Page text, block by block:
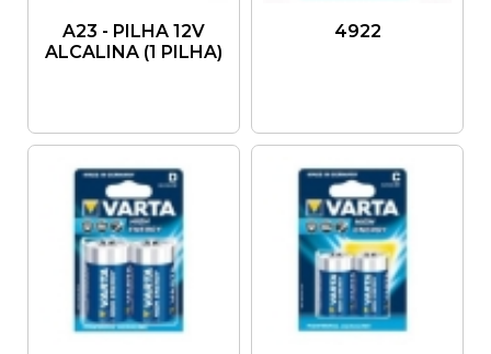
A23 - PILHA 12V
ALCALINA (1 PILHA)
4922